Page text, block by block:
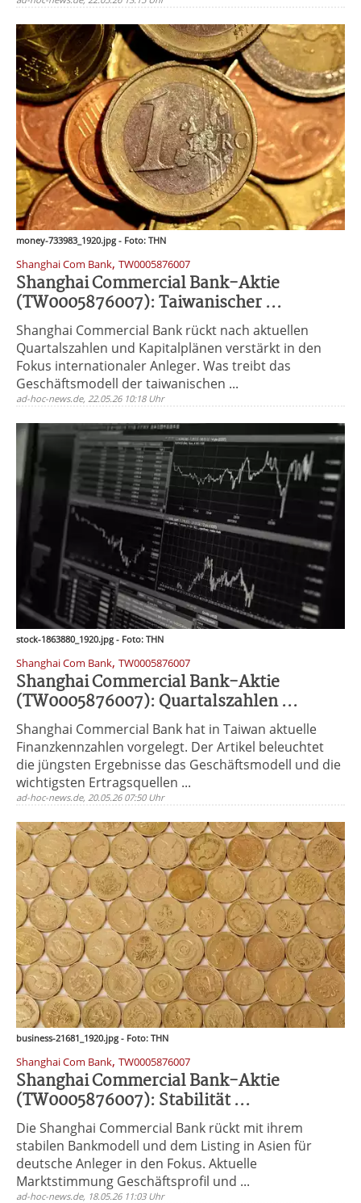
money-733983_1920.jpg - Foto: THN
Shanghai Com Bank, TW0005876007
Shanghai Commercial Bank-Aktie
(TW0005876007): Taiwanischer ...
Shanghai Commercial Bank rückt nach aktuellen
Quartalszahlen und Kapitalplänen verstärkt in den
Fokus internationaler Anleger. Was treibt das
Geschäftsmodell der taiwanischen ...
ad-hoc-news.de, 22.05.26 10:18 Uhr
stock-1863880_1920.jpg - Foto: THN
Shanghai Com Bank, TW0005876007
Shanghai Commercial Bank-Aktie
(TW0005876007): Quartalszahlen ...
Shanghai Commercial Bank hat in Taiwan aktuelle
Finanzkennzahlen vorgelegt. Der Artikel beleuchtet
die jüngsten Ergebnisse das Geschäftsmodell und die
wichtigsten Ertragsquellen ...
ad-hoc-news.de, 20.05.26 07:50 Uhr
business-21681_1920.jpg - Foto: THN
Shanghai Com Bank, TW0005876007
Shanghai Commercial Bank-Aktie
(TW0005876007): Stabilität ...
Die Shanghai Commercial Bank rückt mit ihrem
stabilen Bankmodell und dem Listing in Asien für
deutsche Anleger in den Fokus. Aktuelle
Marktstimmung Geschäftsprofil und ...
ad-hoc-news.de, 18.05.26 11:03 Uhr